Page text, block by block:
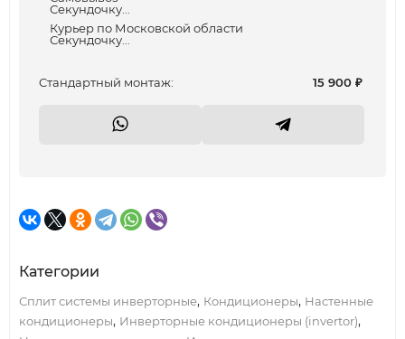
Секундочку...
Курьер по Московской области
Секундочку...
Cтандартный монтаж: 15 900 ₽
Категории
Сплит системы инверторные, Кондиционеры, Настенные
кондиционеры, Инверторные кондиционеры (invertor),